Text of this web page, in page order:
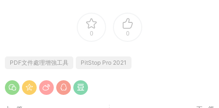
0 0
PDF文件處理增強工具 PitStop Pro 2021